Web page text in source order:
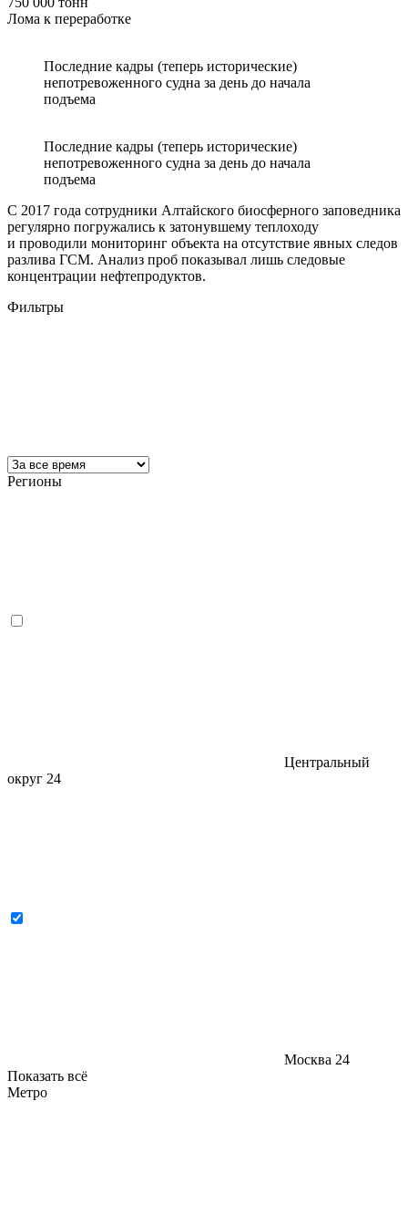
Лома к переработке
Последние кадры (теперь исторические)
непотревоженного судна за день до начала
подъема
Последние кадры (теперь исторические)
непотревоженного судна за день до начала
подъема
С 2017 года сотрудники Алтайского биосферного заповедника
регулярно погружались к затонувшему теплоходу
и проводили мониторинг объекта на отсутствие явных следов
разлива ГСМ. Анализ проб показывал лишь следовые
концентрации нефтепродуктов.
Фильтры
Регионы
Центральный
округ 24
Москва 24
Показать всё
Метро